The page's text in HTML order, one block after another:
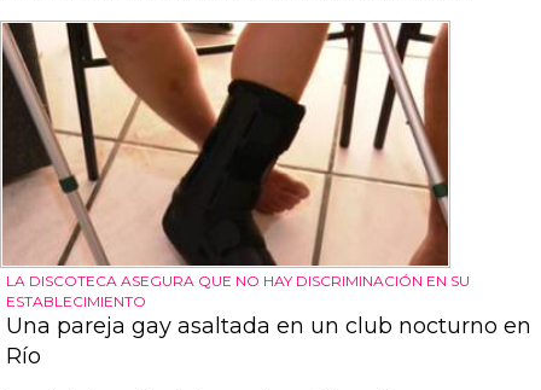
LA DISCOTECA ASEGURA QUE NO HAY DISCRIMINACIÓN EN SU
ESTABLECIMIENTO
Una pareja gay asaltada en un club nocturno en
Río